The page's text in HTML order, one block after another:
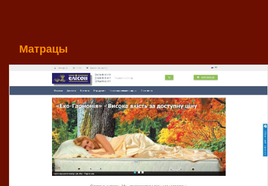
Матрацы